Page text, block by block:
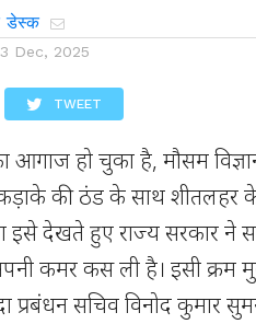
डेस्क
Dec, 2025
TWEET
हो चुका है, मौसम
की ठंड के साथ शीतलहर
इसे देखते हुए राज्य सरकार ने
कमर कस ली है। इसी क्रम
प्रबंधन सचिव विनोद कुमार